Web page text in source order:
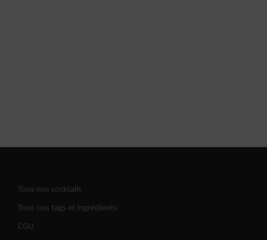
Tous nos cocktails
Tous nos tags et ingrédients
CGU